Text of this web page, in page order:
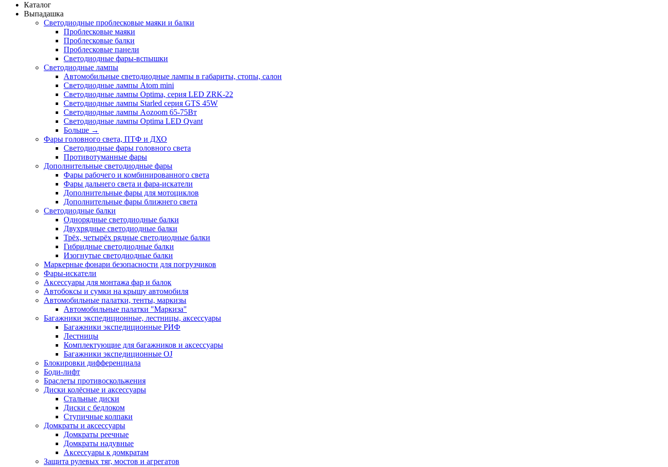
Каталог
Выпадашка
Светодиодные проблесковые маяки и балки
Проблесковые маяки
Проблесковые балки
Проблесковые панели
Светодиодные фары-вспышки
Светодиодные лампы
Автомобильные светодиодные лампы в габариты, стопы, салон
Светодиодные лампы Atom mini
Светодиодные лампы Optima, серия LED ZRK-22
Светодиодные лампы Starled серия GTS 45W
Светодиодные лампы Aozoom 65-75Вт
Светодиодные лампы Optima LED Qvant
Больше →
Фары головного света, ПТФ и ДХО
Светодиодные фары головного света
Противотуманные фары
Дополнительные светодиодные фары
Фары рабочего и комбинированного света
Фары дальнего света и фара-искатели
Дополнительные фары для мотоциклов
Дополнительные фары ближнего света
Светодиодные балки
Однорядные светодиодные балки
Двухрядные светодиодные балки
Трёх, четырёх рядные светодиодные балки
Гибридные светодиодные балки
Изогнутые светодиодные балки
Маркерные фонари безопасности для погрузчиков
Фары-искатели
Аксессуары для монтажа фар и балок
Автобоксы и сумки на крышу автомобиля
Автомобильные палатки, тенты, маркизы
Автомобильные палатки "Маркиза"
Багажники экспедиционные, лестницы, аксессуары
Багажники экспедиционные РИФ
Лестницы
Комплектующие для багажников и аксессуары
Багажники экспедиционные OJ
Блокировки дифференциала
Боди-лифт
Браслеты противоскольжения
Диски колёсные и аксессуары
Стальные диски
Диски с бедлоком
Ступичные колпаки
Домкраты и аксессуары
Домкраты реечные
Домкраты надувные
Аксессуары к домкратам
Защита рулевых тяг, мостов и агрегатов